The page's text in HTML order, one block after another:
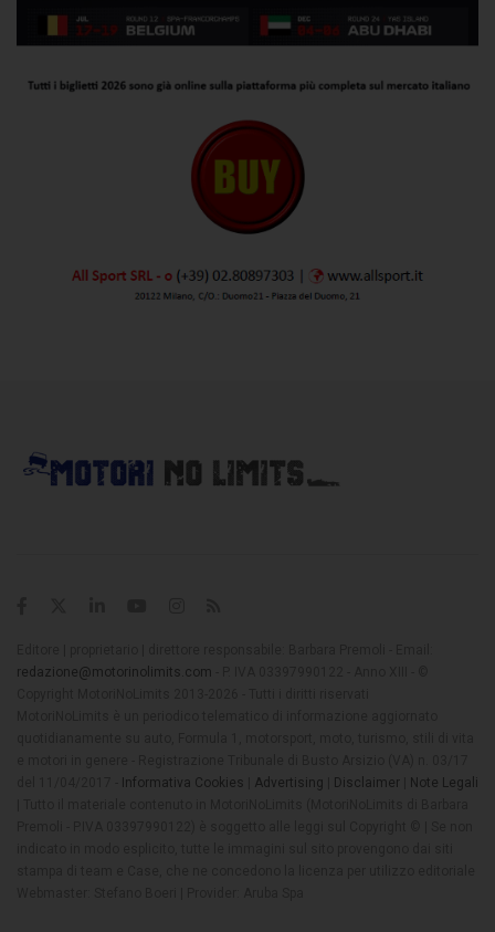
redazione@motorinolimits.com
Informativa Cookies Advertising Disclaimer
Note Legali